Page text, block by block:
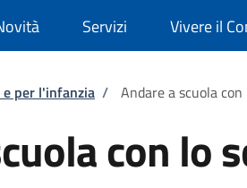
Servizi Vivere il
per l'infanzia / Andare a scuola
con lo